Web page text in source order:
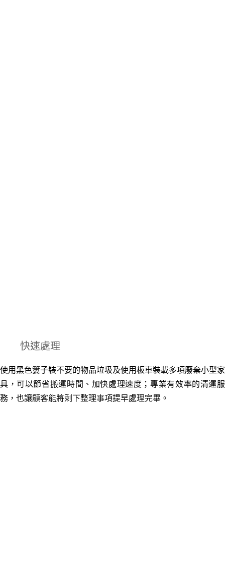
快速處理
使用黑色簍子裝不要的物品垃圾及使用板車裝載多項廢棄小型家
具，可以節省搬運時間、加快處理速度；專業有效率的清運服
務 ， 也讓顧客能將剩下整理事項提早處理完畢。